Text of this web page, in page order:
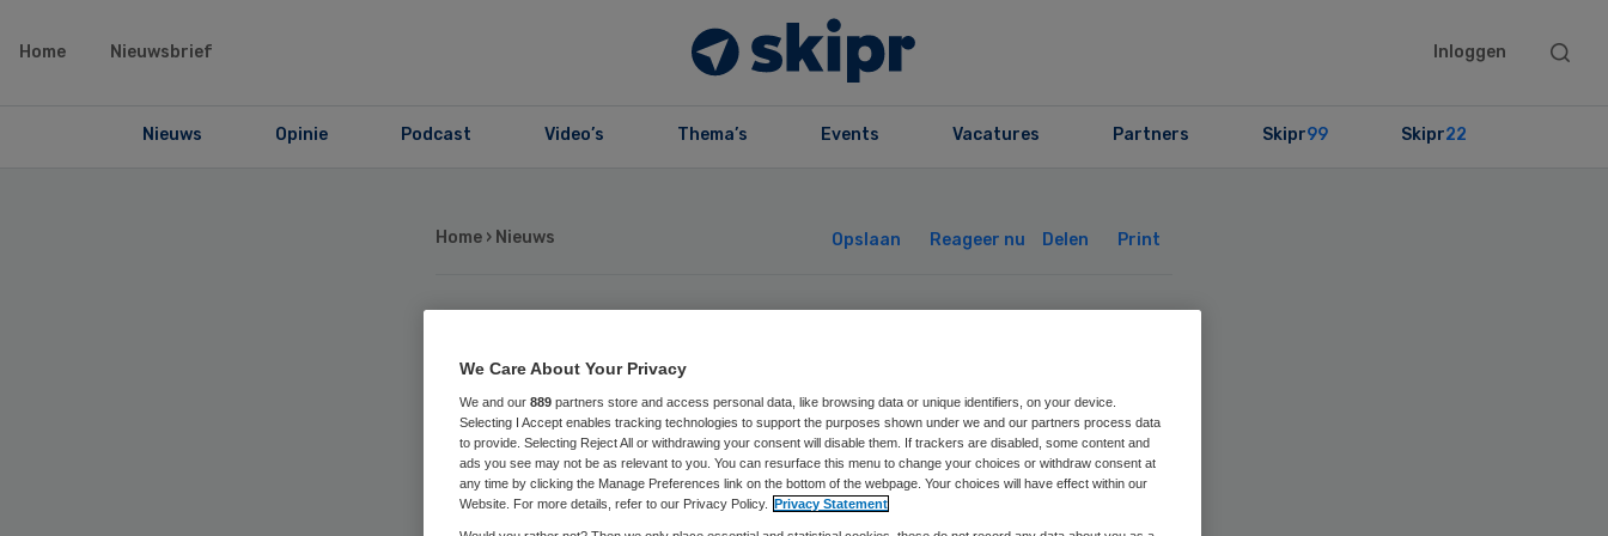
Home Nieuwsbrief Inloggen
Search
Nieuws Opinie Podcast Video’s Thema’s Events Vacatures Partners Skipr99 Skipr22
Home › Nieuws Opslaan Reageer nu Delen Print
Cliënt ggz-instelling
in Tilburg opgepakt
om brandstichting
We Care About Your Privacy
We and our 889 partners store and access personal data, like browsing data or unique identifiers, on your device.
Selecting I Accept enables tracking technologies to support the purposes shown under we and our partners process data
to provide. Selecting Reject All or withdrawing your consent will disable them. If trackers are disabled, some content and
ads you see may not be as relevant to you. You can resurface this menu to change your choices or withdraw consent at
any time by clicking the Manage Preferences link on the bottom of the webpage. Your choices will have effect within our
Website. For more details, refer to our Privacy Policy. Privacy Statement